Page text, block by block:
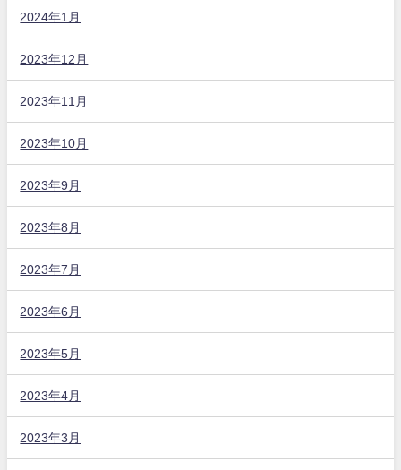
2024年1月
2023年12月
2023年11月
2023年10月
2023年9月
2023年8月
2023年7月
2023年6月
2023年5月
2023年4月
2023年3月